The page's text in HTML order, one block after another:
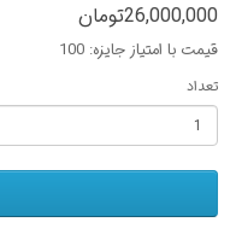
26,000,000تومان
قیمت با امتیاز جایزه: 100
تعداد